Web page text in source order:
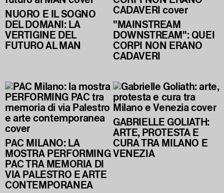
NUORO E IL SOGNO
DEL DOMANI: LA
VERTIGINE DEL
FUTURO AL MAN
"MAINSTREAM
DOWNSTREAM": QUEI
CORPI NON ERANO
CADAVERI
PAC MILANO: LA
MOSTRA PERFORMING
PAC TRA MEMORIA DI
VIA PALESTRO E ARTE
CONTEMPORANEA
GABRIELLE GOLIATH:
ARTE, PROTESTA E
CURA TRA MILANO E
VENEZIA